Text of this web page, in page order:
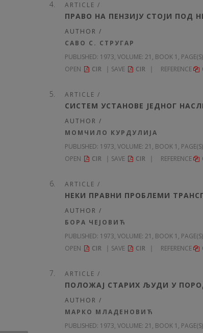
ARTICLE /
ПРАВО НА ПЕНЗИЈУ СТОЈИ ПОД
AUTHOR /
САВО С. СТРУГАР
PUBLISHED: 1973, VOLUME: 21 , BOOK 1,
OPEN
CIR SAVE CIR REFERENCE
ARTICLE /
СИСТЕМ УСТАНОВЕ ЈЕДНОГ
AUTHOR /
МОМЧИЛО КУРДУЛИЈА
PUBLISHED: 1973, VOLUME: 21 , BOOK 1,
OPEN
CIR SAVE CIR REFERENCE
ARTICLE /
НЕКИ ПРАВНИ ПРОБЛЕМИ
AUTHOR /
БОРА ЧЕЈОВИЋ
PUBLISHED: 1973, VOLUME: 21 , BOOK 1,
OPEN
CIR SAVE CIR REFERENCE
ARTICLE /
ПОЛОЖАЈ СТАРИХ ЉУДИ У
AUTHOR /
МАРКО МЛАДЕНОВИЋ
PUBLISHED: 1973, VOLUME: 21 , BOOK 1,